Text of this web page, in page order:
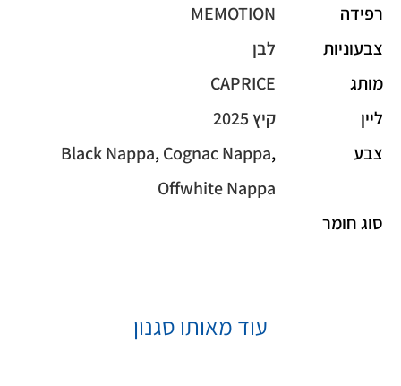
רפידה
MEMOTION
צבעוניות
לבן
מותג
CAPRICE
ליין
קיץ 2025
צבע
Black Nappa,Cognac Nappa,
Offwhite Nappa
סוג חומר
עוד מאותו סגנון